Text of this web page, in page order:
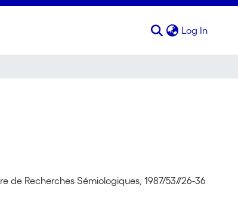
Log In
de Recherches Sémiologiques, 1987/53//26-36